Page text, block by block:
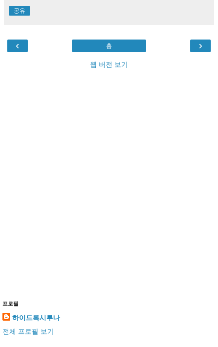
공유
‹ ›
홈
웹 버전 보기
프로필
하이드록시루나
전체 프로필 보기